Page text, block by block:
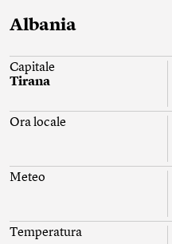
Albania
Capitale
Tirana
Ora locale
Meteo
Temperatura